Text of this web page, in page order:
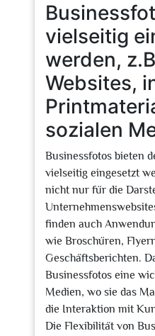
vielseitig
werden,
Websites,
sozialen
Businessfotos bieten
vielseitig eingesetzt
nicht nur für die
finden auch
wie Broschüren,
Geschäftsberichten.
Businessfotos eine
Medien, wo sie das
die Interaktion mit
Die Flexibilität von